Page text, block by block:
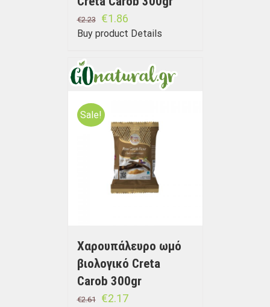
€2.23 €1.86
Buy product Details
Sale!
Χαρουπάλευρο ωμό
βιολογικό Creta
Carob 300gr
€2.61 €2.17